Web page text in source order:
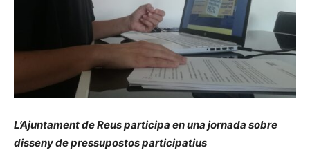
L’Ajuntament de Reus participa en una jornada sobre
disseny de pressupostos participatius